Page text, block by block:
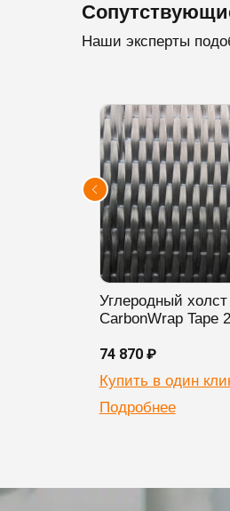
Наши эксперты
Углеродный холст
CarbonWrap Tape
74 870 ₽
Купить в один
Подробнее